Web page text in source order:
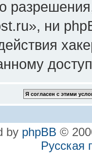
ни
by phpBB ©
Русская